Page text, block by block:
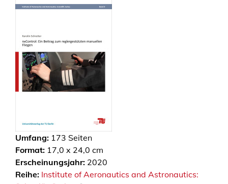
Umfang: 173 Seiten
Format: 17,0 x 24,0 cm
Erscheinungsjahr: 2020
Reihe: Institute of Aeronautics and Astronautics: